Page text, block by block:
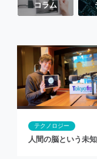
コラム
テクノロジー
人間の脳という未